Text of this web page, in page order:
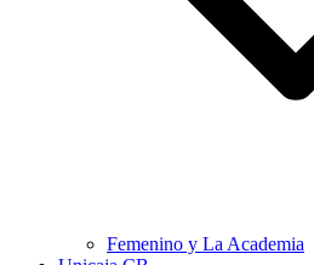
Femenino y La Academia